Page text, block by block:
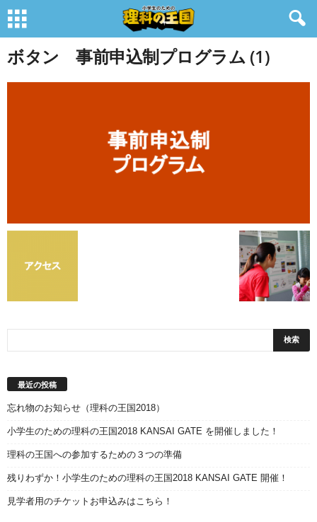
ボタン 事前申込制プログラム (1)
最近の投稿
忘れ物のお知らせ（理科の王国2018）
小学生のための理科の王国2018 KANSAI GATE を開催しました！
理科の王国への参加するための３つの準備
残りわずか！小学生のための理科の王国2018 KANSAI GATE 開催！
見学者用のチケットお申込みはこちら！